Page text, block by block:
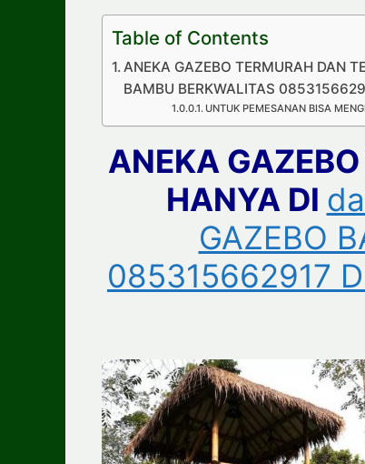
Table of Contents
ANEKA GAZEBO TERMURAH DAN
BAMBU BERKWALITAS
UNTUK PEMESANAN BISA
ANEKA
HANYA DI
GAZEBO
085315662917